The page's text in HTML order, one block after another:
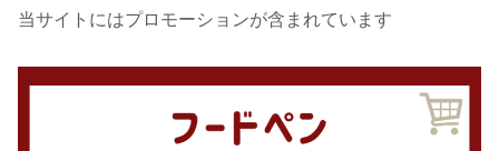
当サイトにはプロモーションが含まれています